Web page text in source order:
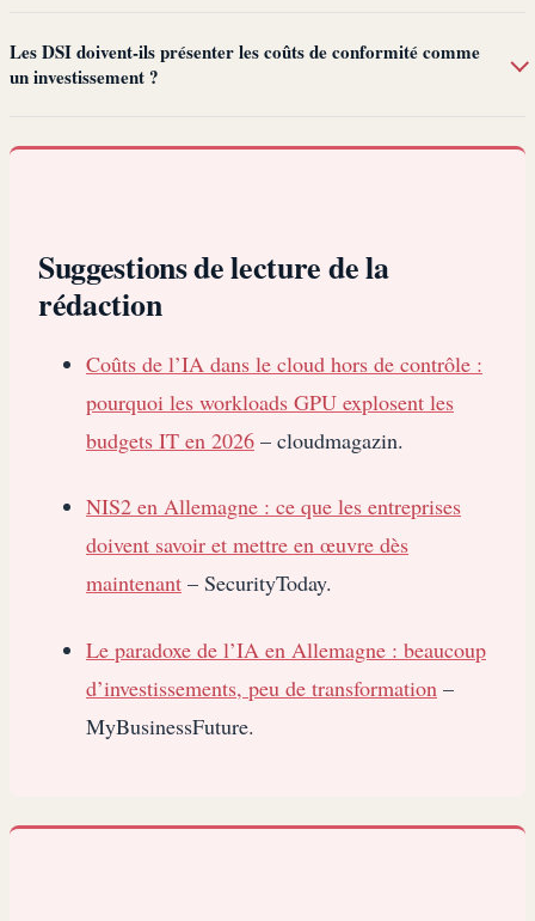
Les DSI doivent-ils présenter les coûts de conformité comme
un investissement ?
Suggestions de lecture de la
rédaction
Coûts de l’IA dans le cloud hors de contrôle :
pourquoi les workloads GPU explosent les
budgets IT en 2026 – cloudmagazin.
NIS2 en Allemagne : ce que les entreprises
doivent savoir et mettre en œuvre dès
maintenant – SecurityToday.
Le paradoxe de l’IA en Allemagne : beaucoup
d’investissements, peu de transformation –
MyBusinessFuture.